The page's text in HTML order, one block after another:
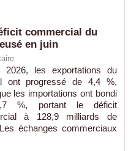
commercial du
en juin
2026, les exportations du
ont progressé de 4,4 %,
les importations ont bondi
%, portant le déficit
à 128,9 milliards de
échanges commerciaux